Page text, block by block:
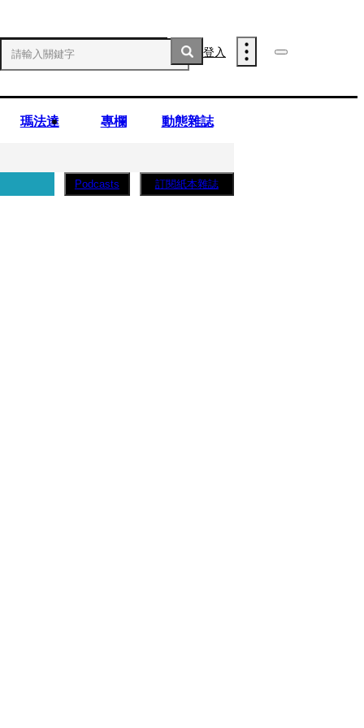
登入
瑪法達 專欄 動態雜誌
糕」
Podcasts 訂閱紙本雜誌